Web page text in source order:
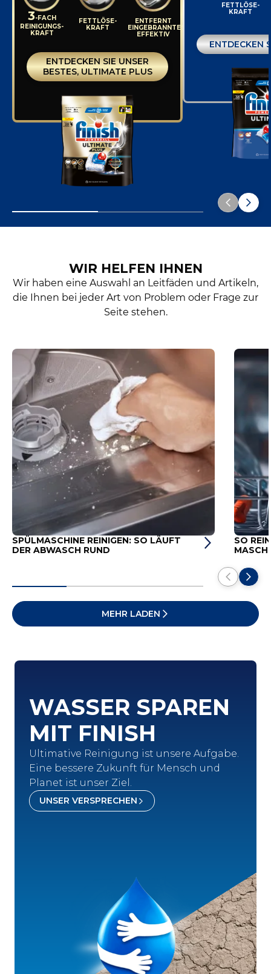
3-FACH
REINIGUNGS-
KRAFT
FETTLÖSE-
KRAFT
ENTFERNT
EINGEBRANNTES
EFFEKTIV
ENTDECKEN SIE UNSER
BESTES, ULTIMATE PLUS
FETTLÖSE-
KRAFT
ENTDECKEN
WIR HELFEN IHNEN
Wir haben eine Auswahl an Leitfäden und Artikeln,
die Ihnen bei jeder Art von Problem oder Frage zur
Seite stehen.
SPÜLMASCHINE REINIGEN: SO LÄUFT
DER ABWASCH RUND
SO
MEHR LADEN
WASSER SPAREN
MIT FINISH
Ultimative Reinigung ist unsere Aufgabe.
Eine bessere Zukunft für Mensch und
Planet ist unser Ziel.
UNSER VERSPRECHEN